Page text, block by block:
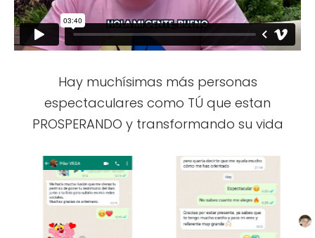
Hay muchísimas más personas
espectaculares como TÚ que estan
PROSPERANDO y transformando su vida